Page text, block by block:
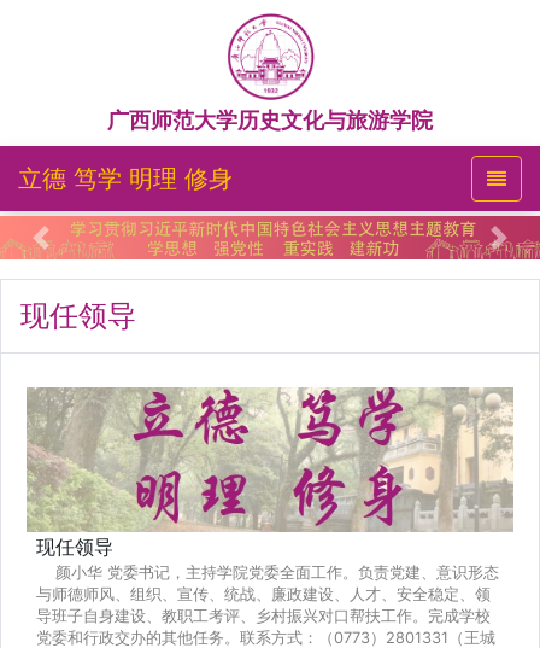
广西师范大学历史文化与旅游学院
立德 笃学 明理 修身
Previous Next
现任领导
现任领导
颜小华 党委书记，主持学院党委全面工作。负责党建、意识形态
与师德师风、组织、宣传、统战、廉政建设、人才、安全稳定、领
导班子自身建设、教职工考评、乡村振兴对口帮扶工作。完成学校
党委和行政交办的其他任务。联系方式：（0773）2801331（王城